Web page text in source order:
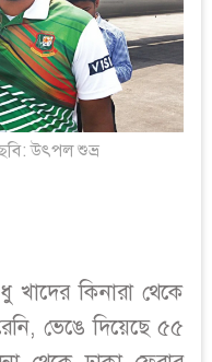
উৎপল শুভ্র
খাদের কিনারা থেকে
ভেঙে দিয়েছে ৫৫